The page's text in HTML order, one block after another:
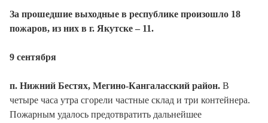
За прошедшие выходные в республике произошло 18
пожаров, из них в г. Якутске – 11.
9 сентября
п. Нижний Бестях, Мегино-Кангаласский район. В
четыре часа утра сгорели частные склад и три контейнера.
Пожарным удалось предотвратить дальнейшее